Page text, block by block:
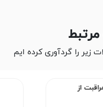
را گردآوری کرده ایم
از